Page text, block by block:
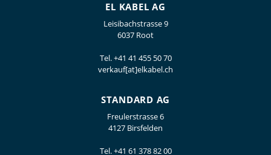
EL KABEL AG
Leisibachstrasse 9
6037 Root
Tel.+41 41 455 50 70
verkauf[at]elkabel.ch
STANDARD AG
Freulerstrasse 6
4127 Birsfelden
Tel.+41 61 378 82 00